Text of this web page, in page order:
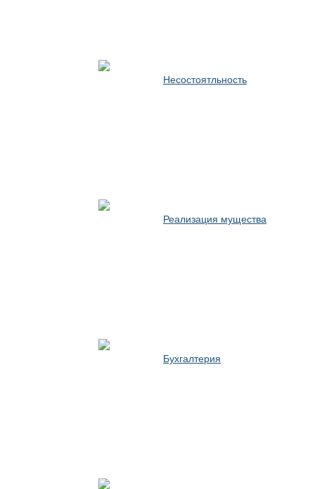
Несостоятльность
Реализация мущества
Бухгалтерия